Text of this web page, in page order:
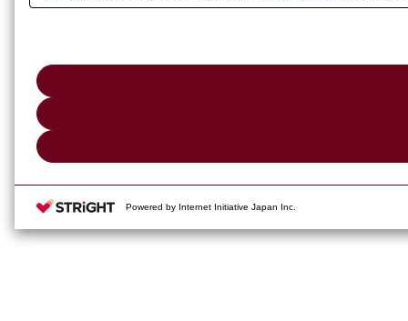
Powered by Internet Initiative Japan Inc.